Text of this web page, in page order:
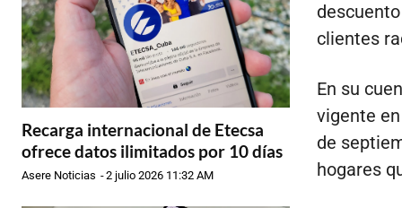
Recarga internacional de Etecsa
ofrece datos ilimitados por 10 días
Asere Noticias -2 julio 2026 11:32 AM
clientes
En su
vigente
de
hogares